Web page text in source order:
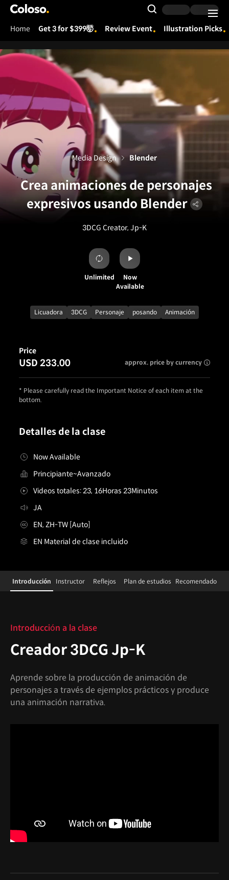
Coloso.
Search Input
Home Get 3 for $399🤯 Review Event Illustration Picks
Crea animaciones de personajes
expresivos usando Blender
3DCG Creator, Jp-K
Media Design Blender
Unlimited
Now
Available
Licuadora 3DCG Personaje posando Animación
Detalles de la clase
Now Available
Principiante~Avanzado
Videos totales: 23, 16Horas 23Minutos
JA
EN, ZH-TW [Auto]
EN Material de clase incluido
Price
USD 233.00 approx. price by currency
* Please carefully read the Important Notice of each item at the
bottom.
Details
Configuration Information Shortcuts
Introducción Instructor Reflejos Plan de estudios Recomendado
Introducción a la clase
Creador 3DCG Jp-K
Aprende sobre la producción de animación de
personajes a través de ejemplos prácticos y produce
una animación narrativa.